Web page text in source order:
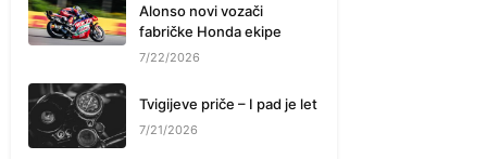
Alonso novi vozači
fabričke Honda ekipe
7/22/2026
Tvigijeve priče – I pad je let
7/21/2026